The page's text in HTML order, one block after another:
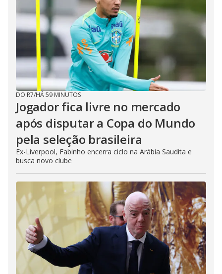
DO R7/HÁ 59 MINUTOS
Jogador fica livre no mercado
após disputar a Copa do Mundo
pela seleção brasileira
Ex-Liverpool, Fabinho encerra ciclo na Arábia Saudita e
busca novo clube